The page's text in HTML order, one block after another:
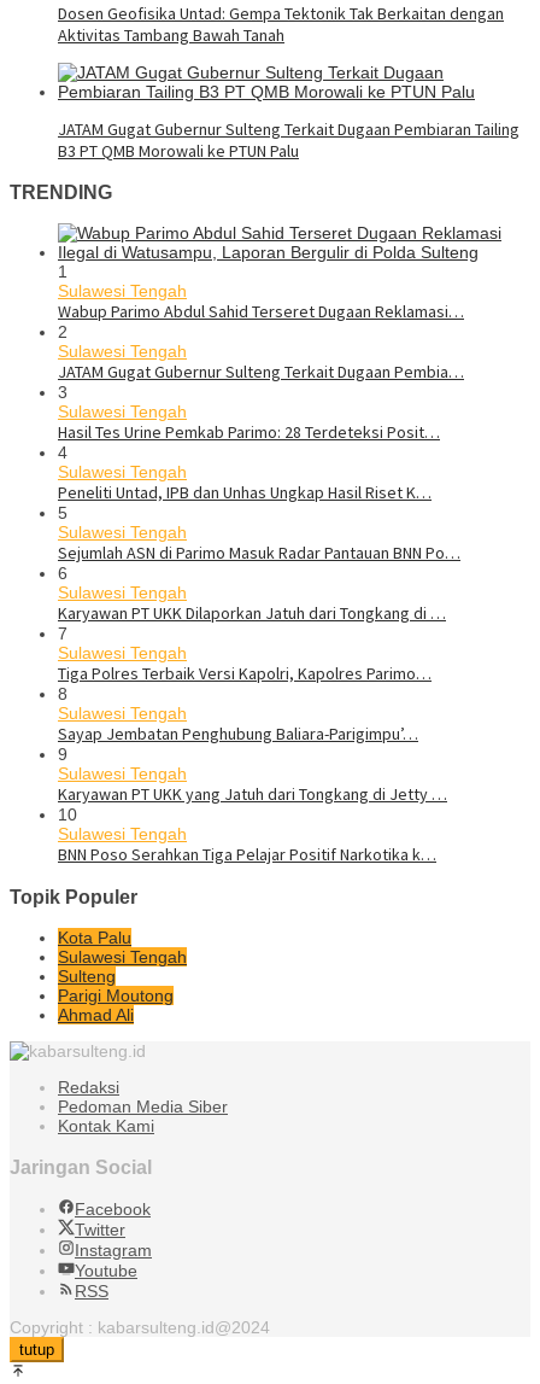
Dosen Geofisika Untad: Gempa Tektonik Tak Berkaitan dengan
Aktivitas Tambang Bawah Tanah
JATAM Gugat Gubernur Sulteng Terkait Dugaan Pembiaran Tailing
B3 PT QMB Morowali ke PTUN Palu
TRENDING
1
Sulawesi Tengah
Wabup Parimo Abdul Sahid Terseret Dugaan Reklamasi…
2
Sulawesi Tengah
JATAM Gugat Gubernur Sulteng Terkait Dugaan Pembia…
3
Sulawesi Tengah
Hasil Tes Urine Pemkab Parimo: 28 Terdeteksi Posit…
4
Sulawesi Tengah
Peneliti Untad, IPB dan Unhas Ungkap Hasil Riset K…
5
Sulawesi Tengah
Sejumlah ASN di Parimo Masuk Radar Pantauan BNN Po…
6
Sulawesi Tengah
Karyawan PT UKK Dilaporkan Jatuh dari Tongkang di …
7
Sulawesi Tengah
Tiga Polres Terbaik Versi Kapolri, Kapolres Parimo…
8
Sulawesi Tengah
Sayap Jembatan Penghubung Baliara-Parigimpu’…
9
Sulawesi Tengah
Karyawan PT UKK yang Jatuh dari Tongkang di Jetty …
10
Sulawesi Tengah
BNN Poso Serahkan Tiga Pelajar Positif Narkotika k…
Topik Populer
Kota Palu
Sulawesi Tengah
Sulteng
Parigi Moutong
Ahmad Ali
Redaksi
Pedoman Media Siber
Kontak Kami
Jaringan Social
Facebook
Twitter
Instagram
Youtube
RSS
Copyright : kabarsulteng.id@2024
tutup